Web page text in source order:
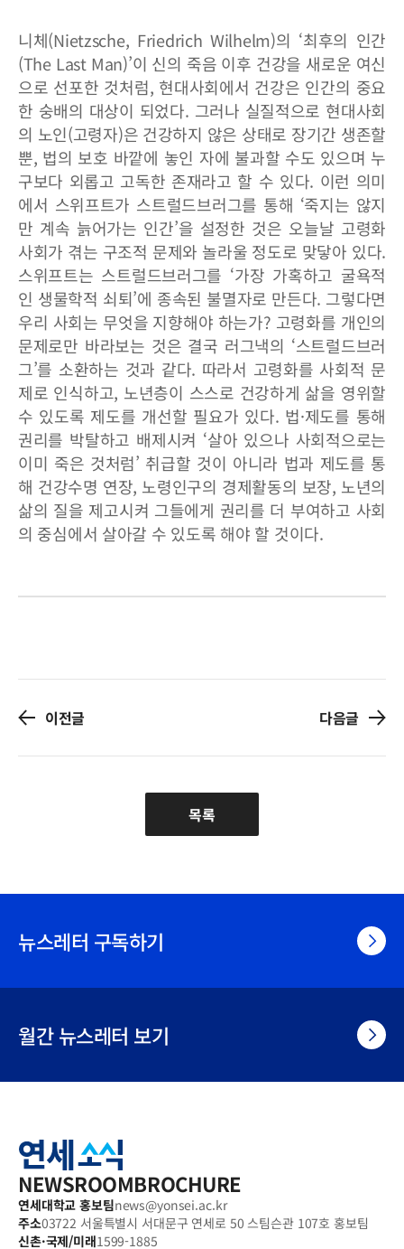
니체(Nietzsche, Friedrich Wilhelm)의 ‘최후의 인간
(The Last Man)’이 신의 죽음 이후 건강을 새로운 여신
으로 선포한 것처럼, 현대사회에서 건강은 인간의 중요
한 숭배의 대상이 되었다. 그러나 실질적으로 현대사회
의 노인(고령자)은 건강하지 않은 상태로 장기간 생존할
뿐, 법의 보호 바깥에 놓인 자에 불과할 수도 있으며 누
구보다 외롭고 고독한 존재라고 할 수 있다. 이런 의미
에서 스위프트가 스트럴드브러그를 통해 ‘죽지는 않지
만 계속 늙어가는 인간’을 설정한 것은 오늘날 고령화
사회가 겪는 구조적 문제와 놀라울 정도로 맞닿아 있다.
스위프트는 스트럴드브러그를 ‘가장 가혹하고 굴욕적
인 생물학적 쇠퇴’에 종속된 불멸자로 만든다. 그렇다면
우리 사회는 무엇을 지향해야 하는가? 고령화를 개인의
문제로만 바라보는 것은 결국 러그낵의 ‘스트럴드브러
그’를 소환하는 것과 같다. 따라서 고령화를 사회적 문
제로 인식하고, 노년층이 스스로 건강하게 삶을 영위할
수 있도록 제도를 개선할 필요가 있다. 법·제도를 통해
권리를 박탈하고 배제시켜 ‘살아 있으나 사회적으로는
이미 죽은 것처럼’ 취급할 것이 아니라 법과 제도를 통
해 건강수명 연장, 노령인구의 경제활동의 보장, 노년의
삶의 질을 제고시켜 그들에게 권리를 더 부여하고 사회
의 중심에서 살아갈 수 있도록 해야 할 것이다.
이전글 다음글
목록
뉴스레터 구독하기
월간 뉴스레터 보기
연
세
소
식
NEWSROOMBROCHURE
연세대학교 홍보팀news@yonsei.ac.kr
주소03722 서울특별시 서대문구 연세로 50 스팀슨관 107호 홍보팀
신촌·국제/미래1599-1885